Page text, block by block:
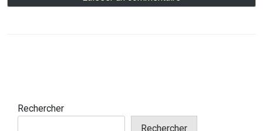
Rechercher
Rechercher